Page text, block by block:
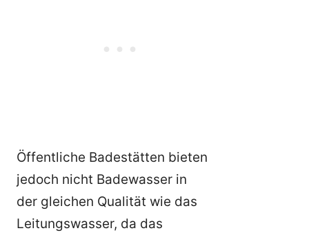
Öffentliche Badestätten bieten
jedoch nicht Badewasser in
der gleichen Qualität wie das
Leitungswasser, da das